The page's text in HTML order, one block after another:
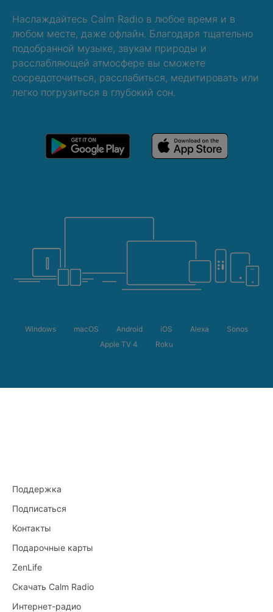
Наслаждайтесь Calm Radio в любое время и в
любом месте, даже офлайн. Благодаря тщательно
подобранной музыке, звукам природы и
расслабляющей атмосфере вы сможете
сосредоточиться, расслабиться, медитировать или
легко погрузиться в глубокий сон.
Windows macOS Android iOS Alexa
Sonos
Apple TV 4
Roku
Поддержка
Подписаться
Контакты
Подарочные карты
ZenLife
Скачать Calm Radio
Интернет-радио